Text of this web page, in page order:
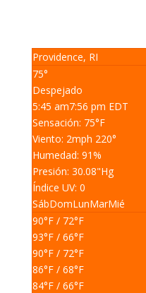
Providence, RI
75°
Despejado
5:45 am7:56 pm EDT
Sensación: 75°F
Viento: 2mph 220°
Humedad: 91%
Presión: 30.08"Hg
Índice UV: 0
SábDomLunMarMié
90°F/ 72°F
93°F/ 66°F
90°F/ 72°F
86°F/ 68°F
84°F/ 66°F